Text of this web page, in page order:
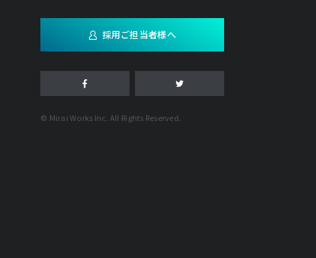
採用ご担当者様へ
© Mirai Works Inc. All Rights Reserved.